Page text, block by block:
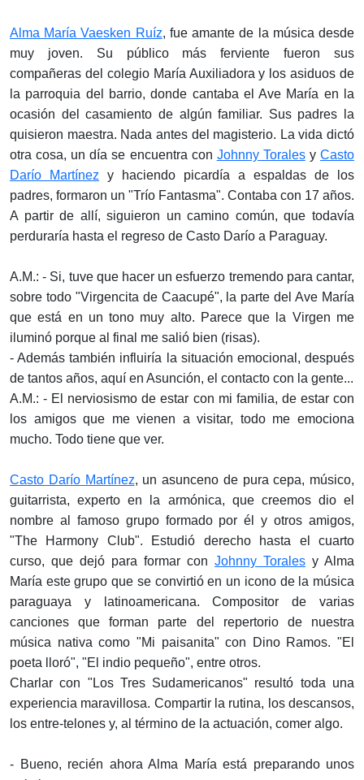
Alma María Vaesken Ruíz, fue amante de la música desde
muy joven. Su público más ferviente fueron sus
compañeras del colegio María Auxiliadora y los asiduos de
la parroquia del barrio, donde cantaba el Ave María en la
ocasión del casamiento de algún familiar. Sus padres la
quisieron maestra. Nada antes del magisterio. La vida dictó
otra cosa, un día se encuentra con Johnny ToralesyCasto
Darío Martínez y haciendo picardía a espaldas de los
padres, formaron un "Trío Fantasma". Contaba con 17 años.
A partir de allí, siguieron un camino común, que todavía
perduraría hasta el regreso de Casto Darío a Paraguay.
A.M.: - Si, tuve que hacer un esfuerzo tremendo para cantar,
sobre todo "Virgencita de Caacupé", la parte del Ave María
que está en un tono muy alto. Parece que la Virgen me
iluminó porque al final me salió bien (risas).
- Además también influiría la situación emocional, después
de tantos años, aquí en Asunción, el contacto con la gente...
A.M.: - El nerviosismo de estar con mi familia, de estar con
los amigos que me vienen a visitar, todo me emociona
mucho. Todo tiene que ver.
Casto Darío Martínez, un asunceno de pura cepa, músico,
guitarrista, experto en la armónica, que creemos dio el
nombre al famoso grupo formado por él y otros amigos,
"The Harmony Club". Estudió derecho hasta el cuarto
curso, que dejó para formar con Johnny Torales y Alma
María este grupo que se convirtió en un icono de la música
paraguaya y latinoamericana. Compositor de varias
canciones que forman parte del repertorio de nuestra
música nativa como "Mi paisanita" con Dino Ramos. "El
poeta lloró", "El indio pequeño", entre otros.
Charlar con "Los Tres Sudamericanos" resultó toda una
experiencia maravillosa. Compartir la rutina, los descansos,
los entre-telones y, al término de la actuación, comer algo.
- Bueno, recién ahora Alma María está preparando unos